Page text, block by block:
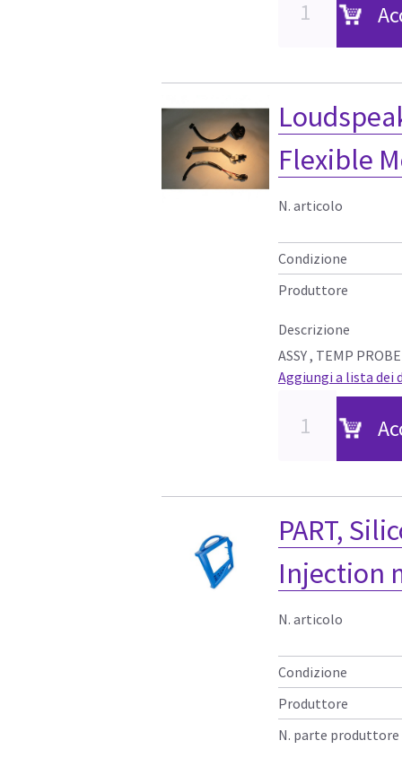
Flexible
N. articolo
Condizione
Produttore
Descrizione
ASSY , TEMP
Aggiungi a lista dei
PART,
Injection
N. articolo
Condizione
Produttore
N. parte produttore